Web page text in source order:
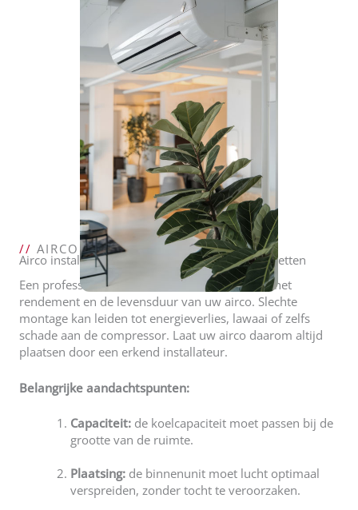
// AIRCO FORCE
Airco installatie in Rotterdam: waar u op moet letten
Een professionele installatie is essentieel voor het
rendement en de levensduur van uw airco. Slechte
montage kan leiden tot energieverlies, lawaai of zelfs
schade aan de compressor. Laat uw airco daarom altijd
plaatsen door een erkend installateur.
Belangrijke aandachtspunten:
Capaciteit:de koelcapaciteit moet passen bij de
grootte van de ruimte.
Plaatsing:de binnenunit moet lucht optimaal
verspreiden, zonder tocht te veroorzaken.